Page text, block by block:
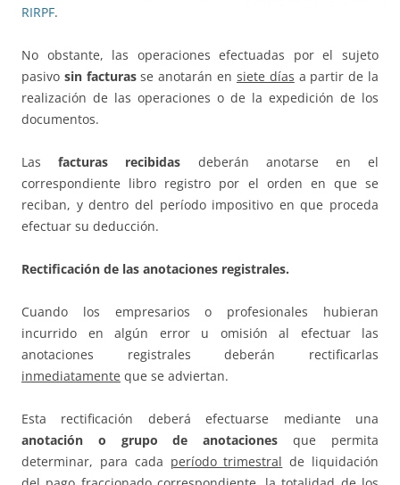
RIRPF.
No obstante, las operaciones efectuadas por el sujeto
pasivo sin facturasse anotarán en siete días a partir de la
realización de las operaciones o de la expedición de los
documentos.
Lasfacturas recibidas deberán anotarse en el
correspondiente libro registro por el orden en que se
reciban, y dentro del período impositivo en que proceda
efectuar su deducción.
Rectificación de las anotaciones registrales.
Cuando los empresarios o profesionales hubieran
incurrido en algún error u omisión al efectuar las
anotaciones registrales deberán rectificarlas
inmediatamente que se adviertan.
Esta rectificación deberá efectuarse mediante una
anotación o grupo de anotaciones que permita
determinar, para cada período trimestral de liquidación